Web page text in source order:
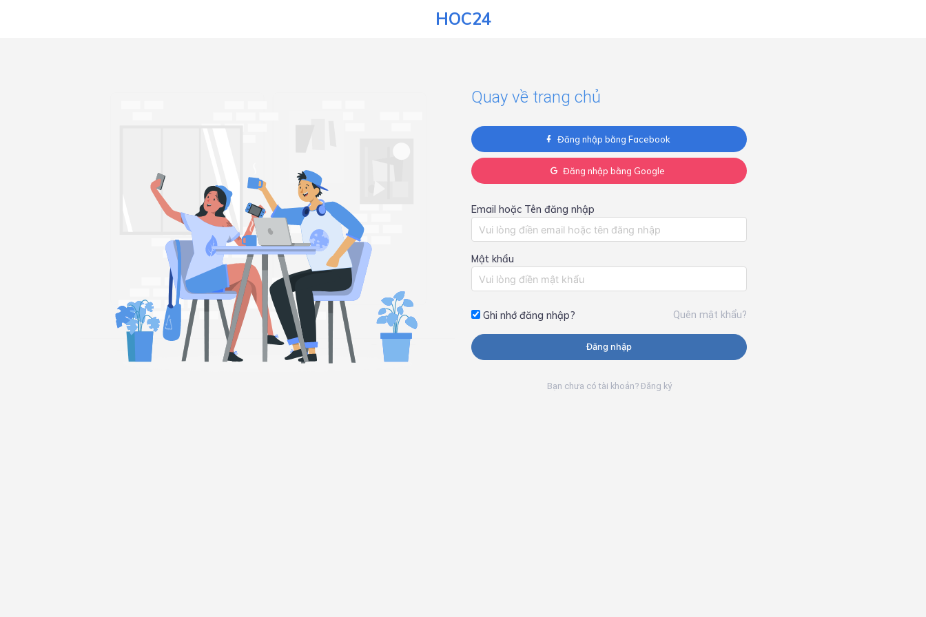
HOC24
Quay về trang chủ
Đăng nhập bằng Facebook
Đăng nhập bằng Google
Email hoặc Tên đăng nhập
Mật khẩu
Ghi nhớ đăng nhập? Quên mật khẩu?
Đăng nhập
Bạn chưa có tài khoản? Đăng ký